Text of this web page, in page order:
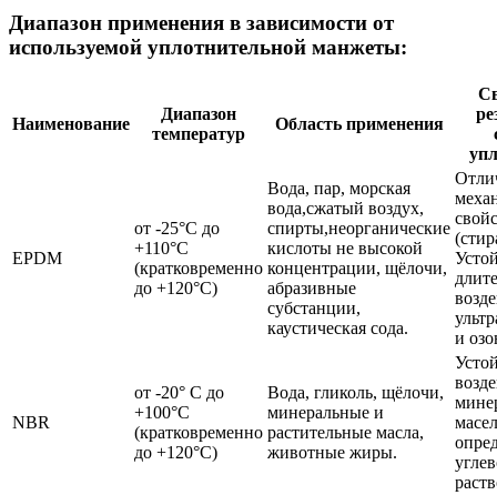
Диапазон применения в зависимости от
используемой уплотнительной манжеты:
Наименование
Диапазон
температур
Область применения
EPDM
от -25°С до
+110°С
(кратковременно
до +120°С)
Вода, пар, морская
вода,сжатый воздух,
спирты,неорганические
кислоты не высокой
концентрации, щёлочи,
абразивные
субстанции,
каустическая сода.
и
NBR
от -20° С до
+100°С
(кратковременно
до +120°С)
Вода, гликоль, щёлочи,
минеральные и
растительные масла,
животные жиры.